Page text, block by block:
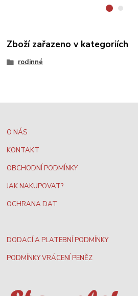
Zboží zařazeno v kategoriích
rodinné
O NÁS
KONTAKT
OBCHODNÍ PODMÍNKY
JAK NAKUPOVAT?
OCHRANA DAT
DODACÍ A PLATEBNÍ PODMÍNKY
PODMÍNKY VRÁCENÍ PENĚZ